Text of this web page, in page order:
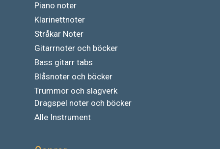
Piano noter
Klarinettnoter
Stråkar Noter
Gitarrnoter och böcker
Bass gitarr tabs
Blåsnoter och böcker
Trummor och slagverk
Dragspel noter och böcker
Alle Instrument